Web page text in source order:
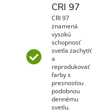
CRI 97
CRI 97
znamená
vysokú
schopnosť
svetla zachytiť
a
reprodukovať
farby s
presnosťou
podobnou
dennému
svetlu.